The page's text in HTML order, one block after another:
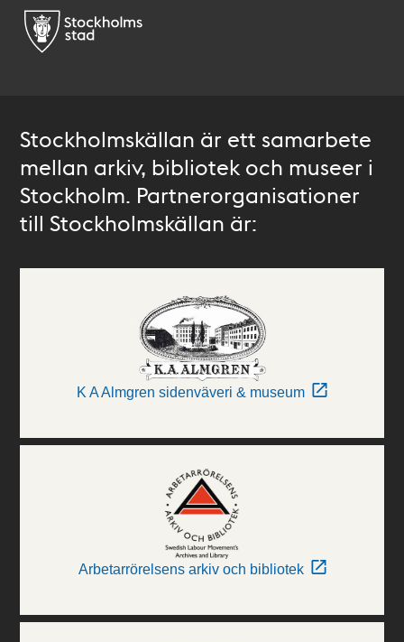
Stockholmskällan är ett samarbete
mellan arkiv, bibliotek och museer i
Stockholm. Partnerorganisationer
till Stockholmskällan är:
K A Almgren sidenväveri & museum
Arbetarrörelsens arkiv och bibliotek